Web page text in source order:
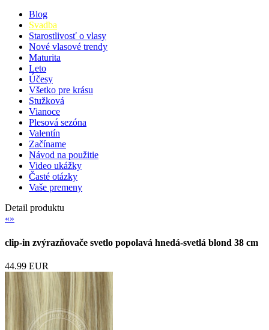
Blog
Svadba
Starostlivosť o vlasy
Nové vlasové trendy
Maturita
Leto
Účesy
Všetko pre krásu
Stužková
Vianoce
Plesová sezóna
Valentín
Začíname
Návod na použitie
Video ukážky
Časté otázky
Vaše premeny
Detail produktu
«»
clip-in zvýrazňovače svetlo popolavá hnedá-svetlá blond 38 cm
44.99 EUR